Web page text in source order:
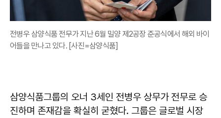
전병우 삼양식품 전무가 지난 6월 밀양 제2공장 준공식에서 해외 바이
어들을 만나고 있다. [사진=삼양식품]
삼양식품그룹의 오너 3세인 전병우 상무가 전무로 승
진하며 존재감을 확실히 굳혔다. 그룹은 글로벌 시장